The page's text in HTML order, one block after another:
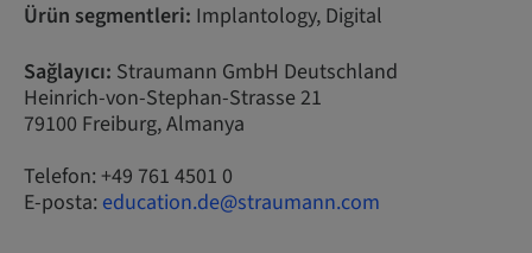
Ürün segmentleri: Implantology, Digital
Sağlayıcı: Straumann GmbH Deutschland
Heinrich-von-Stephan-Strasse 21
79100 Freiburg, Almanya
Telefon: +49 761 4501 0
E-posta: education.de@straumann.com